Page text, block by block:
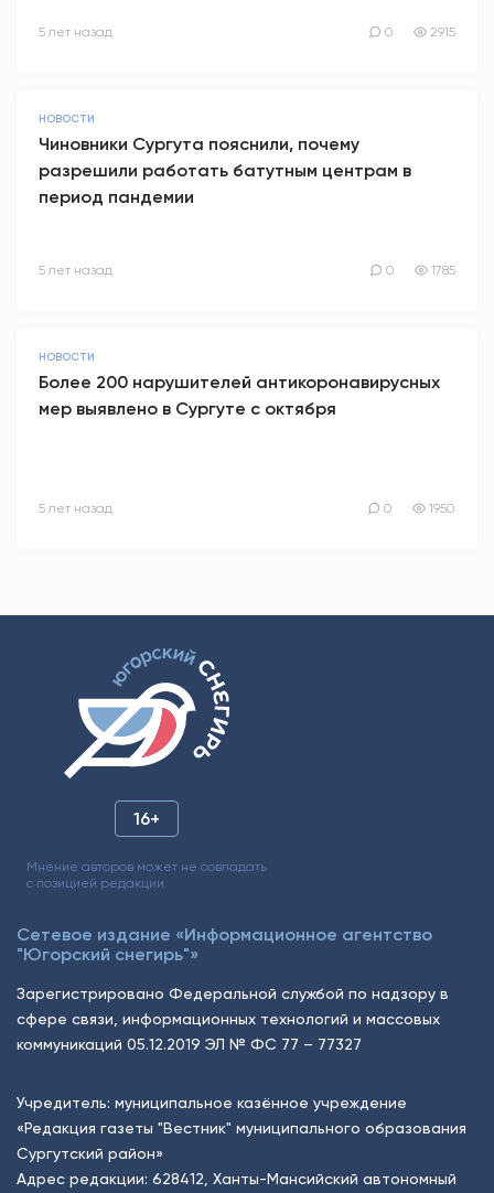
5 лет назад 0 2915
НОВОСТИ
Чиновники Сургута пояснили, почему
разрешили работать батутным центрам в
период пандемии
5 лет назад 0 1785
НОВОСТИ
Более 200 нарушителей антикоронавирусных
мер выявлено в Сургуте с октября
5 лет назад 0 1950
16+
Мнение авторов может не совпадать
с позицией редакции.
Сетевое издание «Информационное агентство
"Югорский снегирь"»
Зарегистрировано Федеральной службой по надзору в
сфере связи, информационных технологий и массовых
коммуникаций 05.12.2019 ЭЛ № ФС 77 – 77327
Учредитель: муниципальное казённое учреждение
«Редакция газеты "Вестник" муниципального образования
Сургутский район»
Адрес редакции: 628412, Ханты-Мансийский автономный